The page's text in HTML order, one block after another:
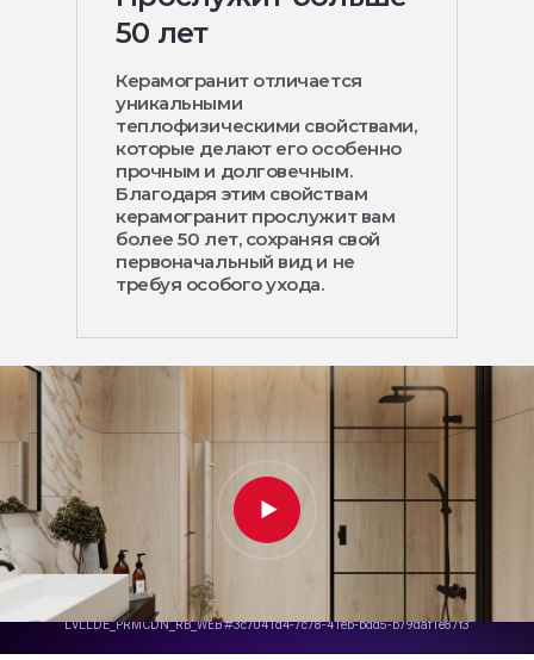
50 лет
Керамогранит отличается
уникальными
теплофизическими свойствами,
которые делают его особенно
прочным и долговечным.
Благодаря этим свойствам
керамогранит прослужит вам
более 50 лет, сохраняя свой
первоначальный вид и не
требуя особого ухода.